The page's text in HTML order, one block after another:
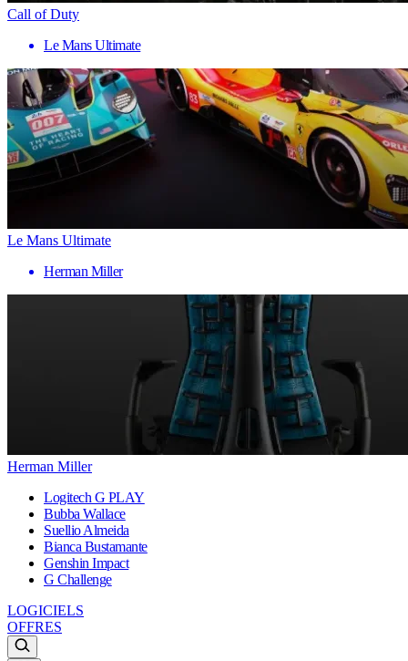
Call of Duty
Le Mans Ultimate
Le Mans Ultimate
Herman Miller
Herman Miller
Logitech G PLAY
Bubba Wallace
Suellio Almeida
Bianca Bustamante
Genshin Impact
G Challenge
LOGICIELS
OFFRES